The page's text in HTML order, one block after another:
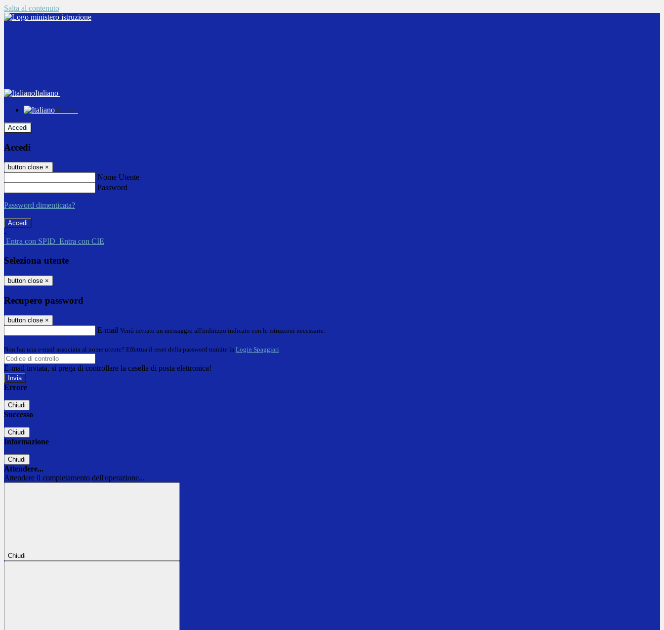
Salta al contenuto
Italiano
Italiano
Accedi
Accedi
button close ×
Nome Utente
Password
Password dimenticata?
-
Entra con SPID Entra con CIE
Seleziona utente
button close ×
Recupero password
button close ×
E-mail Verrà inviato un messaggio all'indirizzo indicato con le istruzioni necessarie.
Non hai una e-mail associata al nome utente? Effettua il reset della password tramite la Login Spaggiari
E-mail inviata, si prega di controllare la casella di posta elettronica!
Errore
Chiudi
Successo
Chiudi
Informazione
Chiudi
Attendere...
Attendere il completamento dell'operazione...
Chiudi